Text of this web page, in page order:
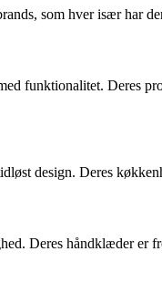
som hver især har
funktionalitet. Deres
design. Deres
Deres håndklæder er